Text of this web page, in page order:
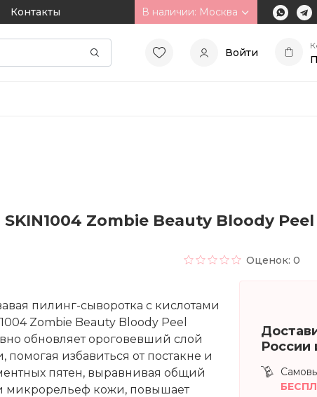
Контакты В наличии: Москва
Войти
Zombie Beauty Bloody
Оценок: 0
пилинг-сыворотка с кислотами
Zombie Beauty Bloody Peel
обновляет ороговевший слой
помогая избавиться от постакне и
пятен, выравнивая общий
микрорельеф кожи, повышает
России